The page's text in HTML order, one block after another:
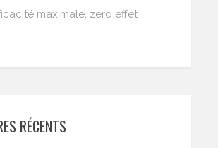
maximale, zéro effet
RÉCENTS